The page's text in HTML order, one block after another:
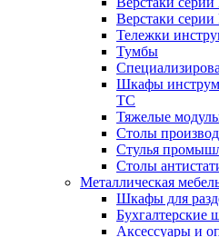
Верстаки
Тележки
Тумбы
Шкафы
TC
Тяжелые
Столы
Стулья
Столы
Металлическая
Шкафы для
Бухгалтерские
Аксессуары и